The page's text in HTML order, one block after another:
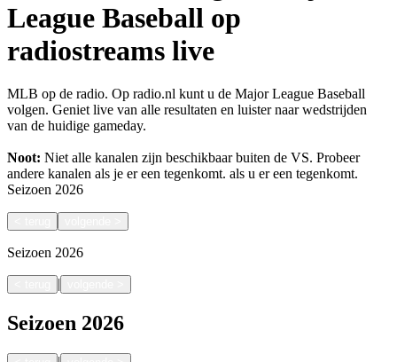
League Baseball op
radiostreams live
MLB op de radio. Op radio.nl kunt u de Major League Baseball
volgen. Geniet live van alle resultaten en luister naar wedstrijden
van de huidige gameday.
Noot: Niet alle kanalen zijn beschikbaar buiten de VS. Probeer
andere kanalen als je er een tegenkomt. als u er een tegenkomt.
Seizoen 2026
Seizoen 2026
|
Seizoen 2026